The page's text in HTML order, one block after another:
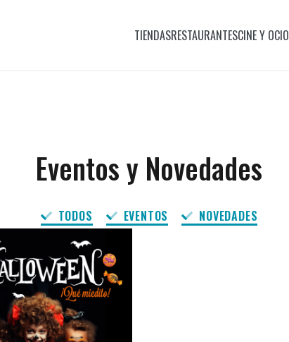
TIENDASRESTAURANTESCINE Y OCIO
Eventos y Novedades
TODOS EVENTOS NOVEDADES